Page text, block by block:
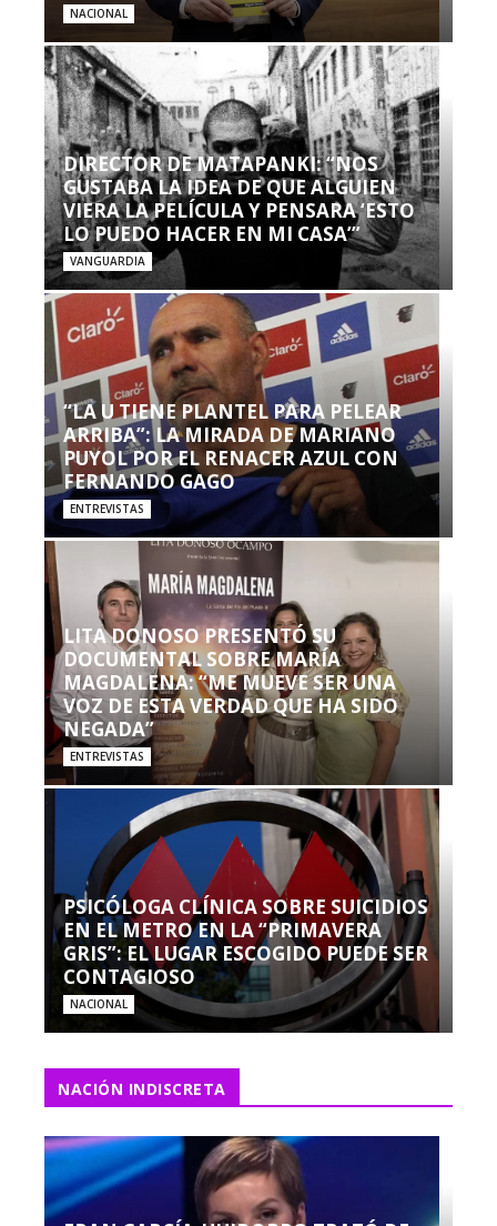
NACIONAL
DIRECTOR DE MATAPANKI: “NOS
GUSTABA LA IDEA DE QUE ALGUIEN
VIERA LA PELÍCULA Y PENSARA ‘ESTO
LO PUEDO HACER EN MI CASA’”
VANGUARDIA
“LA U TIENE PLANTEL PARA PELEAR
ARRIBA”: LA MIRADA DE MARIANO
PUYOL POR EL RENACER AZUL CON
FERNANDO GAGO
ENTREVISTAS
LITA DONOSO PRESENTÓ SU
DOCUMENTAL SOBRE MARÍA
MAGDALENA: “ME MUEVE SER UNA
VOZ DE ESTA VERDAD QUE HA SIDO
NEGADA”
ENTREVISTAS
PSICÓLOGA CLÍNICA SOBRE SUICIDIOS
EN EL METRO EN LA “PRIMAVERA
GRIS”: EL LUGAR ESCOGIDO PUEDE SER
CONTAGIOSO
NACIONAL
NACIÓN INDISCRETA